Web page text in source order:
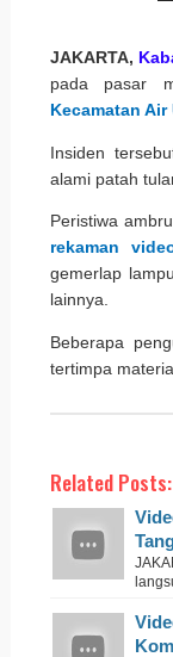
JAKARTA,
pada pasar
Kecamatan Air
Insiden
alami patah
Peristiwa
rekaman
gemerlap
lainnya.
Beberapa
tertimpa
Related Posts: